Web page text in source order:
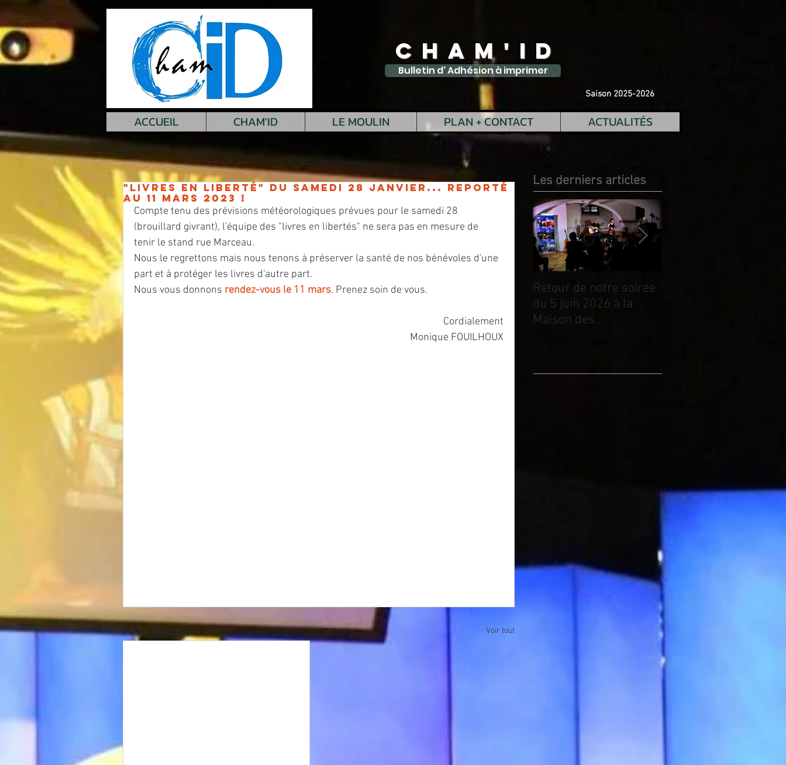
CHAM'ID
Bulletin d' Adhésion à imprimer
Saison 2025-2026
ACCUEIL CHAM'ID LE MOULIN PLAN + CONTACT ACTUALITÉS
"Livres en liberté" du samedi 28 janvier... REPORTÉ
au 11 mars 2023 !
Compte tenu des prévisions météorologiques prévues pour le samedi 28
(brouillard givrant), l'équipe des "livres en libertés" ne sera pas en mesure de
tenir le stand rue Marceau.
Nous le regrettons mais nous tenons à préserver la santé de nos bénévoles d'une
part et à protéger les livres d'autre part.
Nous vous donnons rendez-vous le 11 mars. Prenez soin de vous.
Cordialement
Monique FOUILHOUX
Posts récents Voir tout
Les derniers articles
Posts Récents
Retour de notre soirée
du 5 juin 2026 à la
Maison des